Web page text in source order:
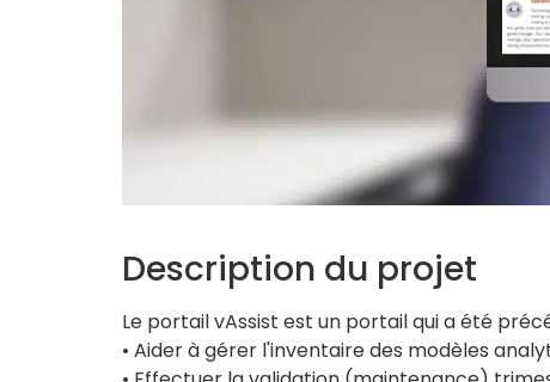
Description du projet
Le portail vAssist est un portail qui a été
• Aider à gérer l'inventaire des modèles